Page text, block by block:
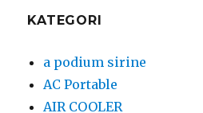
KATEGORI
a podium sirine
AC Portable
AIR COOLER